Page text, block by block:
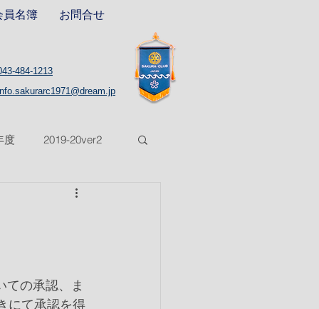
員名簿 お問合せ
484-1213
度 2019-20ver2
2025-26年度
ての承認、ま
にて承認を得